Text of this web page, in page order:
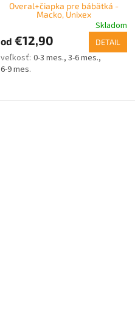
Overal+čiapka pre bábätká -
Macko, Unixex
Skladom
od €12,90 DETAIL
0-3 mes. 3-6 mes.
6-9 mes.